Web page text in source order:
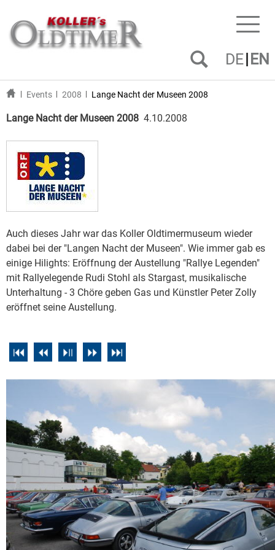
DE EN
Events 2008 Lange Nacht der Museen 2008
Lange Nacht der Museen 2008 4.10.2008
Auch dieses Jahr war das Koller Oldtimermuseum wieder
dabei bei der "Langen Nacht der Museen". Wie immer gab es
einige Hilights: Eröffnung der Austellung "Rallye Legenden"
mit Rallyelegende Rudi Stohl als Stargast, musikalische
Unterhaltung - 3 Chöre geben Gas und Künstler Peter Zolly
eröffnet seine Austellung.